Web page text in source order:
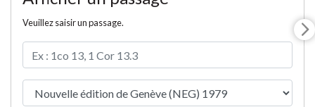
Veuillez saisir un passage.